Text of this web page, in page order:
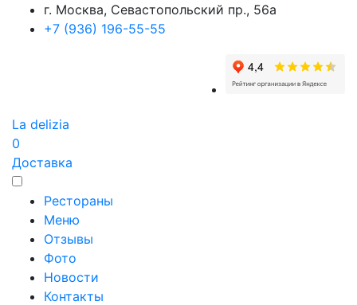
г. Москва, Севастопольский пр., 56а
+7 (936) 196-55-55
La delizia
0
Доставка
Рестораны
Меню
Отзывы
Фото
Новости
Контакты